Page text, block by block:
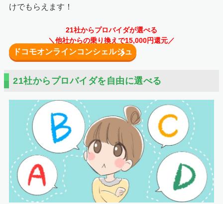
赤いボタンを押してください。
以上で手続きは終了です。あとはGMOとくとくBBからの
けでもらえます！
21社からプロバイダが選べる
＼他社からの乗り換えで15,000円還元／
ドコモオンラインコンシェルジュ
21社からプロバイダを自由に選べる